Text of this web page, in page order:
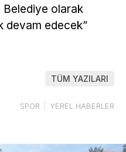
Belediye olarak
devam edecek”
TÜM YAZILARI
SPOR YEREL HABERLER